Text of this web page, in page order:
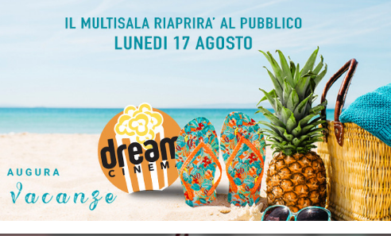
Fantasy,
達矢
Toya, Reina Ueda,
Tomori Kusunoki,
Fairouz Ai, 高橋花林,
内田夕夜, Maaya